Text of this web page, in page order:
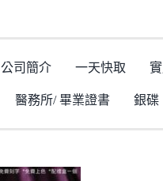
公司簡介 一天快取
醫務所/ 畢業證書 銀碟